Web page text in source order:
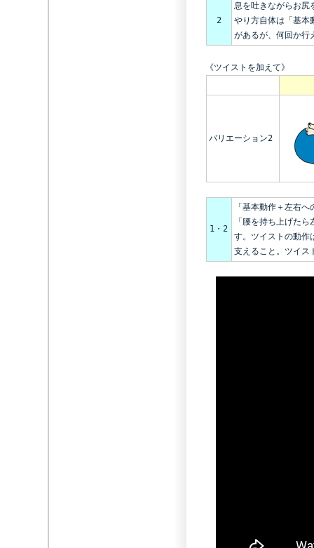
2
息を吐きながらお尻
やり方自体は「基本
があるが、何回か行
《ツイストを加えて》
バリエーション2
1・2
「基本動作＋左右へ
「腰を持ち上げた
す。ツイストの動作
支えること。ツイス